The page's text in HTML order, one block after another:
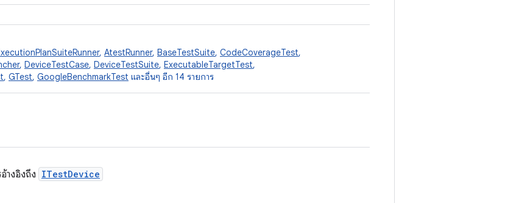
, AtestRunner, BaseTestSuite, CodeCoverageTest,
, DeviceTestCase, DeviceTestSuite, ExecutableTargetTest,
, GTest, GoogleBenchmarkTest และอื่นๆ อีก 14 รายการ
างอิงถึง ITestDevice